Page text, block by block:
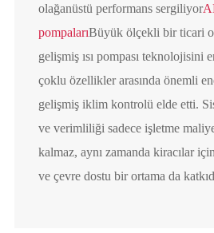
olağanüstü performans sergiliyor
pompalarıBüyük ölçekli bir ticari
gelişmiş ısı pompası teknolojisini
çoklu özellikler arasında önemli
gelişmiş iklim kontrolü elde etti.
ve verimliliği sadece işletme
kalmaz, aynı zamanda kiracılar
ve çevre dostu bir ortama da